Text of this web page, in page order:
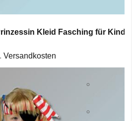
Kleid Fasching für
Versandkosten